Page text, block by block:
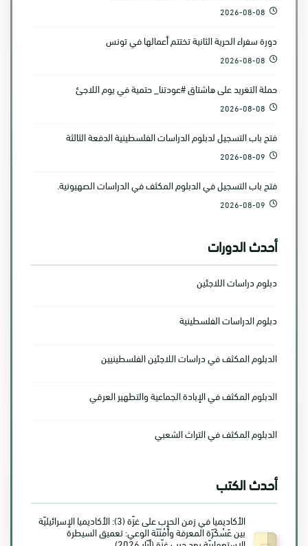
2026-08-08
دورة سفراء الحرية الثانية تختتم أعمالها في تونس
2026-08-08
حملة التغريد على هاشتاق #عودتنا_ حتمية في يوم اللاجئ
2026-08-08
فتح باب التسجيل لدبلوم الدراسات الفلسطينية الدفعة الثالثة
2026-08-09
فتح باب التسجيل في الدبلوم المكثف في الدراسات الصهيونية.
2026-08-09
أحدث الدورات
دبلوم دراسات اللاجئين
دبلوم الدراسات الفلسطينية
الدبلوم المكثف في دراسات اللاجئين الفلسطينيين
الدبلوم المكثف في الإبادة الجماعية والتطهير العرقي
الدبلوم المكثف في التراث الشعبي
أحدث الكتب
الأكاديميا في زمن الحرب على غزّة (3): الأكاديميا الإسرائيليّة
بين عَسْكَرَة المعرفة وأَمْنَنَة الوعي: تعميق السيطرة